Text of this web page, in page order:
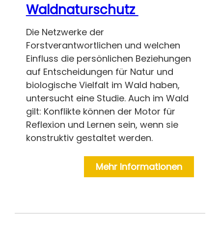
Waldnaturschutz
Die Netzwerke der
Forstverantwortlichen und welchen
Einfluss die persönlichen Beziehungen
auf Entscheidungen für Natur und
biologische Vielfalt im Wald haben,
untersucht eine Studie. Auch im Wald
gilt: Konflikte können der Motor für
Reflexion und Lernen sein, wenn sie
konstruktiv gestaltet werden.
Mehr Informationen